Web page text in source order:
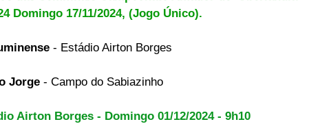
Domingo 17/11/2024, (Jogo Único).
- Estádio Airton Borges
Jorge - Campo do Sabiazinho
Airton Borges - Domingo 01/12/2024 - 9h10